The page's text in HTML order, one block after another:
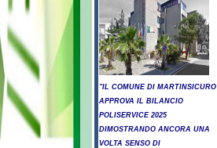
"IL COMUNE DI MARTINSICURO
APPROVA IL BILANCIO
POLISERVICE 2025
DIMOSTRANDO ANCORA UNA
VOLTA SENSO DI